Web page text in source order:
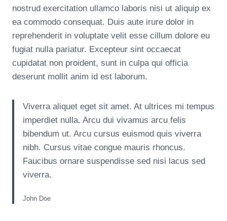
nostrud exercitation ullamco laboris nisi ut aliquip ex
ea commodo consequat. Duis aute irure dolor in
reprehenderit in voluptate velit esse cillum dolore eu
fugiat nulla pariatur. Excepteur sint occaecat
cupidatat non proident, sunt in culpa qui officia
deserunt mollit anim id est laborum.
Viverra aliquet eget sit amet. At ultrices mi tempus
imperdiet nulla. Arcu dui vivamus arcu felis
bibendum ut. Arcu cursus euismod quis viverra
nibh. Cursus vitae congue mauris rhoncus.
Faucibus ornare suspendisse sed nisi lacus sed
viverra.
John Doe